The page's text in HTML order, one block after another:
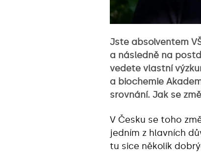
Jste absolventem
a následně na
vedete vlastní
a biochemie
srovnání. Jak se
V Česku se toho
jedním z hlavních
tu sice několik